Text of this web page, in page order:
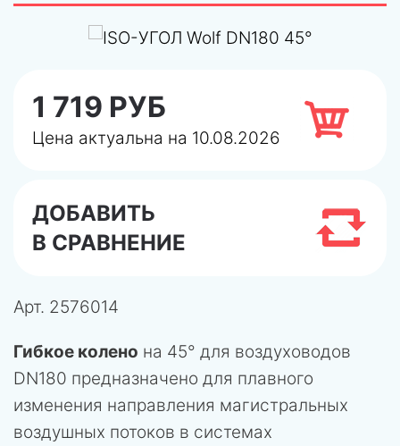
1 719 РУБ
Цена актуальна на 10.08.2026
ДОБАВИТЬ
В СРАВНЕНИЕ
Арт. 2576014
Гибкое колено на 45° для воздуховодов
DN180 предназначено для плавного
изменения направления магистральных
воздушных потоков в системах